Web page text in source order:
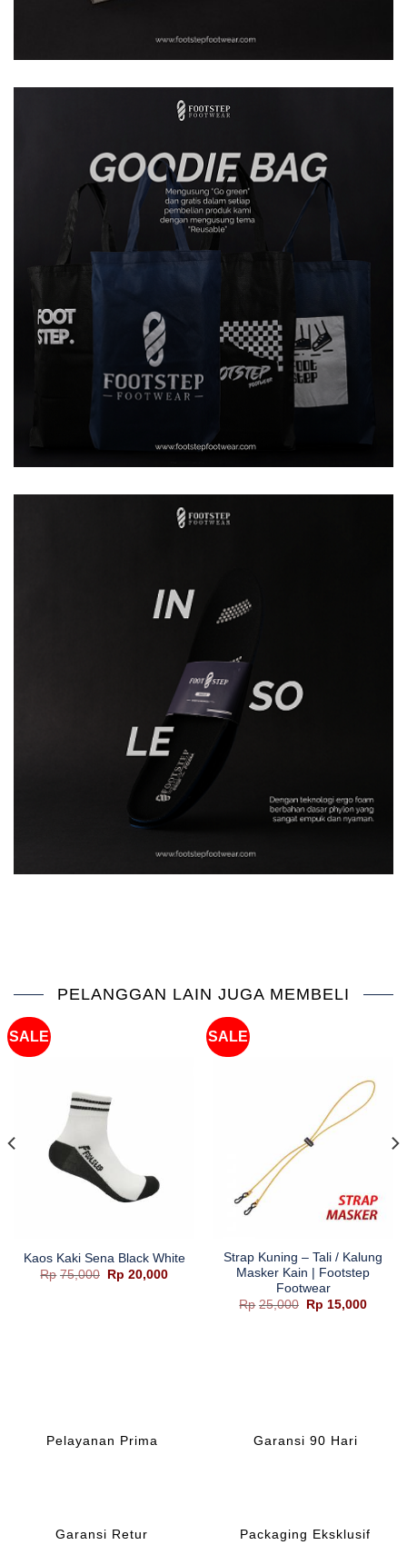
PELANGGAN LAIN JUGA MEMBELI
SALE
Kaos Kaki Sena Black White
Rp 75,000
Harga
aslinya
Rp 20,000Harga
SALE
Strap Kuning – Tali / Kalung
Masker Kain | Footstep
Footwear
Rp 25,000
Harga
aslinya
Rp 15,000Harga
Pelayanan Prima Garansi 90 Hari
Garansi Retur Packaging Eksklusif